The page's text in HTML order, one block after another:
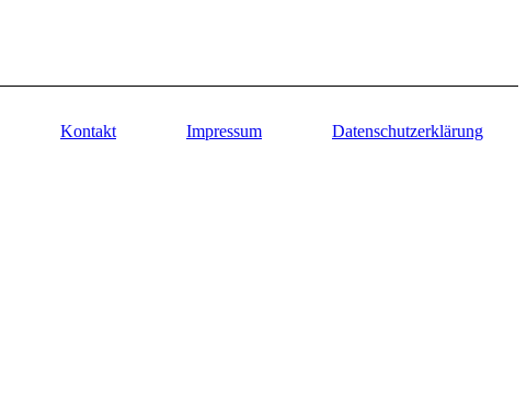
Kontakt Impressum Datenschutzerklärung